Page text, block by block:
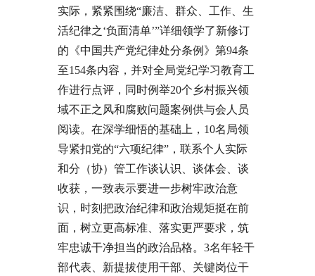
实际，紧紧围绕“廉洁、群众、工作、生
活纪律之‘负面清单’”详细领学了新修订
的《中国共产党纪律处分条例》第94条
至154条内容，并对全局党纪学习教育工
作进行点评，同时例举20个乡村振兴领
域不正之风和腐败问题案例供与会人员
阅读。在深学细悟的基础上，10名局领
导紧扣党的“六项纪律”，联系个人实际
和分（协）管工作谈认识、谈体会、谈
收获，一致表示要进一步树牢政治意
识，时刻把政治纪律和政治规矩挺在前
面，树立更高标准、落实更严要求，筑
牢忠诚干净担当的政治品格。3名年轻干
部代表、新提拔使用干部、关键岗位干